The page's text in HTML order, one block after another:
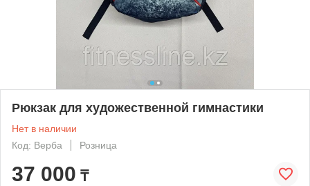
Рюкзак для художественной гимнастики
Нет в наличии
Код: Верба
Розница
37 000 ₸